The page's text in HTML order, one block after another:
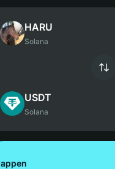
HARU
Solana
USDT
Solana